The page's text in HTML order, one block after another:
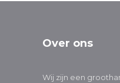
Over ons
Wij zijn een